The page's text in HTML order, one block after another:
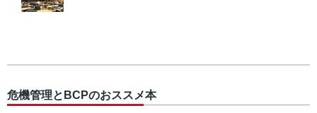
危機管理とBCPのおススメ本